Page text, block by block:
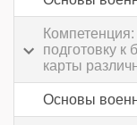
подготовку
карты
Основы